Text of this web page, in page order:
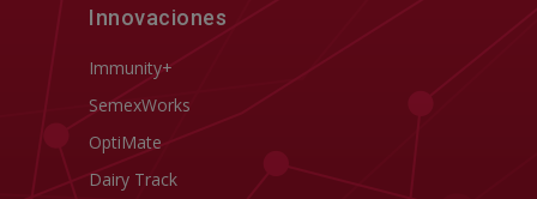
Innovaciones
Immunity+
SemexWorks
OptiMate
Dairy Track